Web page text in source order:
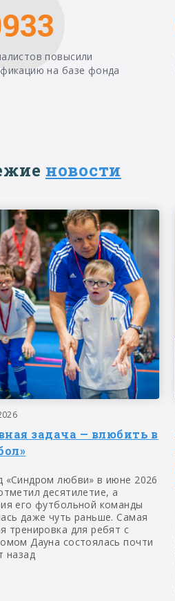
повысили
на базе фонда
новости
задача — влюбить в
«Синдром любви» в июне 2026
десятилетие, а
его футбольной команды
даже чуть раньше. Самая
тренировка для ребят с
Дауна состоялась почти
назад